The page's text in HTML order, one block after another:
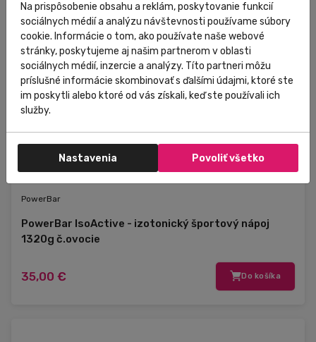
Skladom V predajni
PowerBar
PowerBar IsoActive - izotonický športový nápoj
1320g č.ovocie
35,00 € Do košíka
Na prispôsobenie obsahu a reklám, poskytovanie funkcií
sociálnych médií a analýzu návštevnosti používame súbory
cookie. Informácie o tom, ako používate naše webové
stránky, poskytujeme aj našim partnerom v oblasti
sociálnych médií, inzercie a analýzy. Títo partneri môžu
príslušné informácie skombinovať s ďalšími údajmi, ktoré ste
im poskytli alebo ktoré od vás získali, keď ste používali ich
služby.
Nastavenia Povoliť všetko